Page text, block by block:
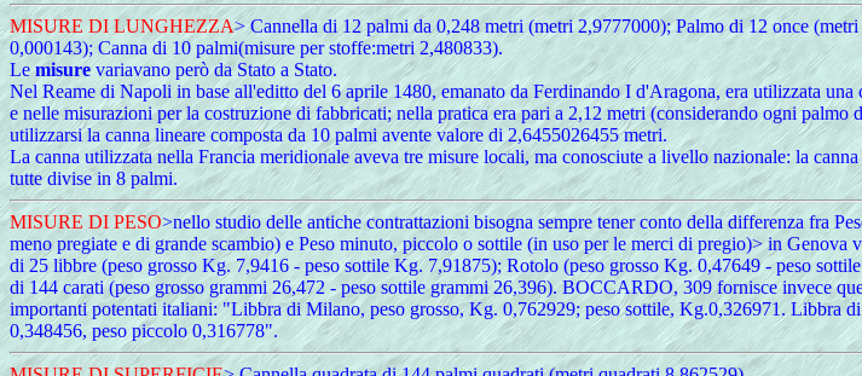
MISUREDI LUNGHEZZA> Cannella di 12 palmi da 0,248 metri (metri 2,9777000); Palmo di 12 once
0,000143); Canna di 10 palmi(misure per stoffe:metri 2,480833).
Lemisurevariavano però da Stato a Stato.
Nel Reame di Napoli in base all'editto del 6 aprile 1480, emanato da Ferdinando I d'Aragona, era utilizzata
e nelle misurazioni per la costruzione di fabbricati; nella pratica era pari a 2,12 metri (considerando ogni
utilizzarsi la canna lineare composta da 10 palmi avente valore di 2,6455026455 metri.
La canna utilizzata nella Francia meridionale aveva tre misure locali, ma conosciute a livello nazionale: la
tutte divise in 8 palmi.
MISURE DI PESO>nello studio delle antiche contrattazioni bisogna sempre tener conto della differenza fra
meno pregiate e di grande scambio) e Peso minuto, piccolo o sottile (in uso per le merci di pregio)> in
di 25 libbre (peso grosso Kg. 7,9416 - peso sottile Kg. 7,91875); Rotolo (peso grosso Kg. 0,47649 - peso
di 144 carati (peso grosso grammi 26,472 - peso sottile grammi 26,396). BOCCARDO, 309 fornisce invece
importanti potentati italiani: "Libbra di Milano, peso grosso, Kg. 0,762929; peso sottile, Kg.0,326971. Libbra
0,348456, peso piccolo 0,316778".